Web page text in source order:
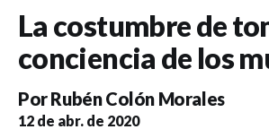
La costumbre de
conciencia de los
PorRubén Colón Morales
12 de abr. de 2020